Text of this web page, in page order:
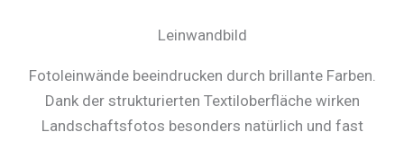
Leinwandbild
Fotoleinwände beeindrucken durch brillante Farben.
Dank der strukturierten Textiloberfläche wirken
Landschaftsfotos besonders natürlich und fast